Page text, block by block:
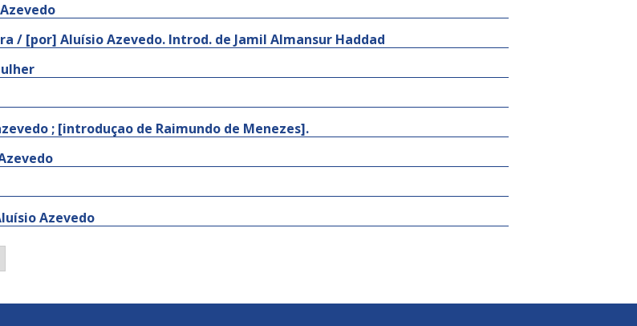
/ [por] Aluísio Azevedo. Introd. de Jamil Almansur Haddad
; [introduçao de Raimundo de Menezes].
Azevedo